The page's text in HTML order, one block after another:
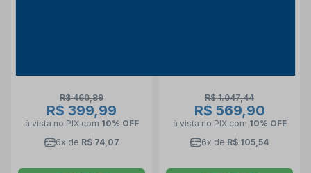
R$ 460,89
R$ 399,99
à vista no PIX com 10% OFF
6x de R$ 74,07
R$ 1.047,44
R$ 569,90
à vista no PIX com 10% OFF
6x de R$ 105,54